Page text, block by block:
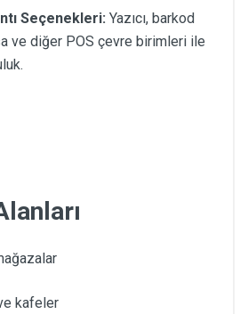
Seçenekleri: Yazıcı, barkod
ve diğer POS çevre birimleri ile
kafeler